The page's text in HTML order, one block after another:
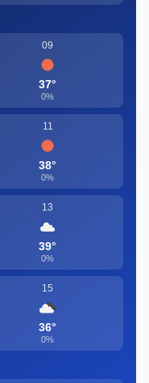
09
37°
0%
11
38°
0%
13
39°
0%
15
36°
0%